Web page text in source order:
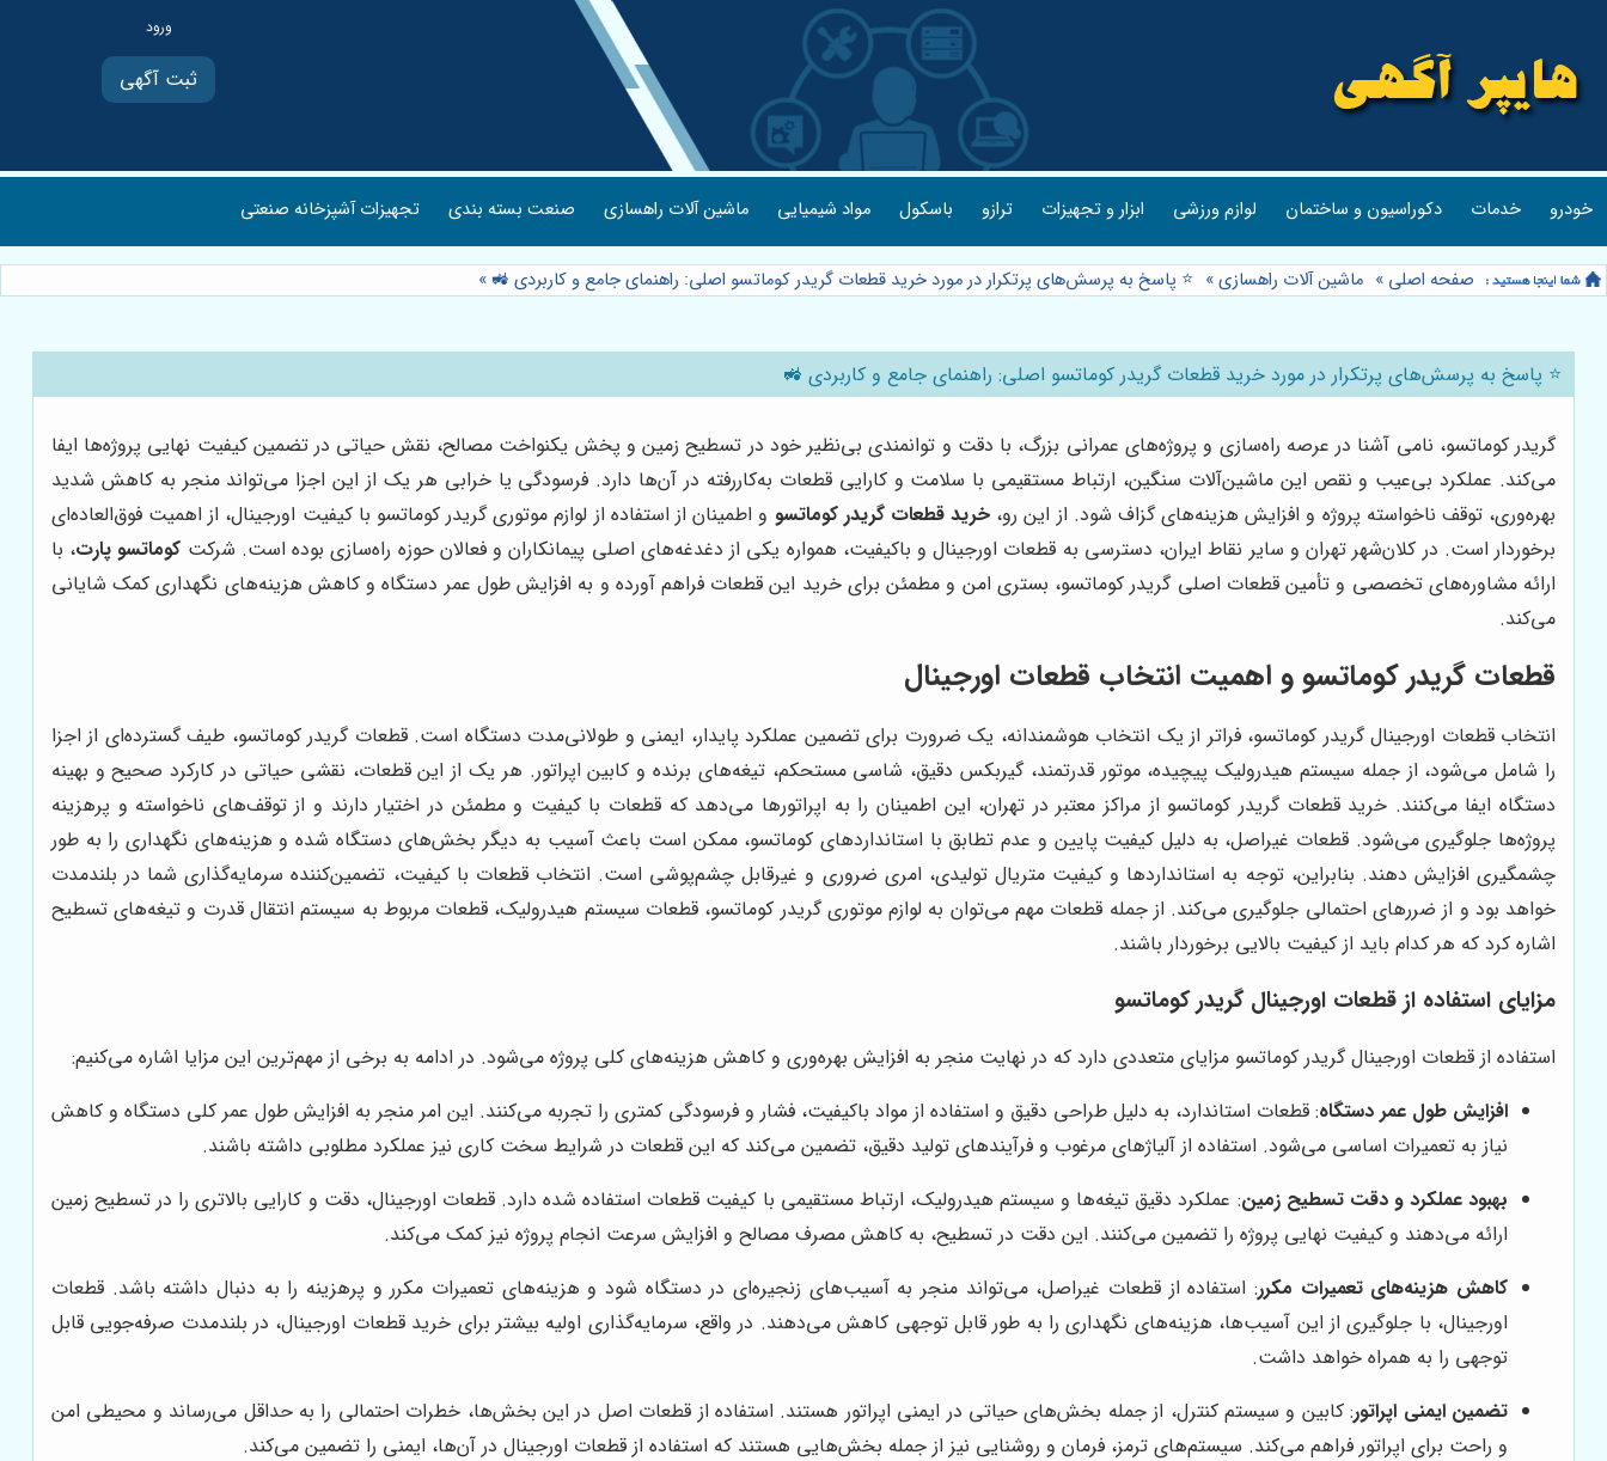
ثبت آگهی
خودرو خدمات دکوراسیون و ساختمان لوازم ورزشی ابزار و تجهیزات ترازو باسکول مواد شیمیایی ماشین آلات راهسازی صنعت بسته بندی تجهیزات آشپزخانه صنعتی
صفحه اصلی » ماشین آلات راهسازی» ⭐️ پاسخ به پرسش‌های پرتکرار در مورد خرید قطعات گریدر کوماتسو اصلی: راهنمای جامع و کاربردی 🚜 »
⭐️ پاسخ به پرسش‌های پرتکرار در مورد خرید قطعات گریدر کوماتسو اصلی: راهنمای جامع و کاربردی 🚜
گریدر کوماتسو، نامی آشنا در عرصه راه‌سازی و پروژه‌های عمرانی بزرگ، با دقت و توانمندی بی‌نظیر خود در تسطیح زمین و پخش یکنواخت مصالح، نقش حیاتی در تضمین کیفیت نهایی پروژه‌ها ایفا
می‌کند. عملکرد بی‌عیب و نقص این ماشین‌آلات سنگین، ارتباط مستقیمی با سلامت و کارایی قطعات به‌کاررفته در آن‌ها دارد. فرسودگی یا خرابی هر یک از این اجزا می‌تواند منجر به کاهش شدید
بهره‌وری، توقف ناخواسته پروژه و افزایش هزینه‌های گزاف شود. از این رو، خرید قطعات گریدر کوماتسو و اطمینان از استفاده از لوازم موتوری گریدر کوماتسو با کیفیت اورجینال، از اهمیت فوق‌العاده‌ای
برخوردار است. در کلان‌شهر تهران و سایر نقاط ایران، دسترسی به قطعات اورجینال و باکیفیت، همواره یکی از دغدغه‌های اصلی پیمانکاران و فعالان حوزه راه‌سازی بوده است. شرکت کوماتسو پارت، با
ارائه مشاوره‌های تخصصی و تأمین قطعات اصلی گریدر کوماتسو، بستری امن و مطمئن برای خرید این قطعات فراهم آورده و به افزایش طول عمر دستگاه و کاهش هزینه‌های نگهداری کمک شایانی
می‌کند.
قطعات گریدر کوماتسو و اهمیت انتخاب قطعات اورجینال
انتخاب قطعات اورجینال گریدر کوماتسو، فراتر از یک انتخاب هوشمندانه، یک ضرورت برای تضمین عملکرد پایدار، ایمنی و طولانی‌مدت دستگاه است. قطعات گریدر کوماتسو، طیف گسترده‌ای از اجزا
را شامل می‌شود، از جمله سیستم هیدرولیک پیچیده، موتور قدرتمند، گیربکس دقیق، شاسی مستحکم، تیغه‌های برنده و کابین اپراتور. هر یک از این قطعات، نقشی حیاتی در کارکرد صحیح و بهینه
دستگاه ایفا می‌کنند. خرید قطعات گریدر کوماتسو از مراکز معتبر در تهران، این اطمینان را به اپراتورها می‌دهد که قطعات با کیفیت و مطمئن در اختیار دارند و از توقف‌های ناخواسته و پرهزینه
پروژه‌ها جلوگیری می‌شود. قطعات غیراصل، به دلیل کیفیت پایین و عدم تطابق با استانداردهای کوماتسو، ممکن است باعث آسیب به دیگر بخش‌های دستگاه شده و هزینه‌های نگهداری را به طور
چشمگیری افزایش دهند. بنابراین، توجه به استانداردها و کیفیت متریال تولیدی، امری ضروری و غیرقابل چشم‌پوشی است. انتخاب قطعات با کیفیت، تضمین‌کننده سرمایه‌گذاری شما در بلندمدت
خواهد بود و از ضررهای احتمالی جلوگیری می‌کند. از جمله قطعات مهم می‌توان به لوازم موتوری گریدر کوماتسو، قطعات سیستم هیدرولیک، قطعات مربوط به سیستم انتقال قدرت و تیغه‌های تسطیح
اشاره کرد که هر کدام باید از کیفیت بالایی برخوردار باشند.
مزایای استفاده از قطعات اورجینال گریدر کوماتسو
استفاده از قطعات اورجینال گریدر کوماتسو مزایای متعددی دارد که در نهایت منجر به افزایش بهره‌وری و کاهش هزینه‌های کلی پروژه می‌شود. در ادامه به برخی از مهم‌ترین این مزایا اشاره می‌کنیم:
افزایش طول عمر دستگاه: قطعات استاندارد، به دلیل طراحی دقیق و استفاده از مواد باکیفیت، فشار و فرسودگی کمتری را تجربه می‌کنند. این امر منجر به افزایش طول عمر کلی دستگاه و کاهش
نیاز به تعمیرات اساسی می‌شود. استفاده از آلیاژهای مرغوب و فرآیندهای تولید دقیق، تضمین می‌کند که این قطعات در شرایط سخت کاری نیز عملکرد مطلوبی داشته باشند.
بهبود عملکرد و دقت تسطیح زمین: عملکرد دقیق تیغه‌ها و سیستم هیدرولیک، ارتباط مستقیمی با کیفیت قطعات استفاده شده دارد. قطعات اورجینال، دقت و کارایی بالاتری را در تسطیح زمین
ارائه می‌دهند و کیفیت نهایی پروژه را تضمین می‌کنند. این دقت در تسطیح، به کاهش مصرف مصالح و افزایش سرعت انجام پروژه نیز کمک می‌کند.
کاهش هزینه‌های تعمیرات مکرر: استفاده از قطعات غیراصل، می‌تواند منجر به آسیب‌های زنجیره‌ای در دستگاه شود و هزینه‌های تعمیرات مکرر و پرهزینه را به دنبال داشته باشد. قطعات
اورجینال، با جلوگیری از این آسیب‌ها، هزینه‌های نگهداری را به طور قابل توجهی کاهش می‌دهند. در واقع، سرمایه‌گذاری اولیه بیشتر برای خرید قطعات اورجینال، در بلندمدت صرفه‌جویی قابل
توجهی را به همراه خواهد داشت.
تضمین ایمنی اپراتور: کابین و سیستم کنترل، از جمله بخش‌های حیاتی در ایمنی اپراتور هستند. استفاده از قطعات اصل در این بخش‌ها، خطرات احتمالی را به حداقل می‌رساند و محیطی امن
و راحت برای اپراتور فراهم می‌کند. سیستم‌های ترمز، فرمان و روشنایی نیز از جمله بخش‌هایی هستند که استفاده از قطعات اورجینال در آن‌ها، ایمنی را تضمین می‌کند.